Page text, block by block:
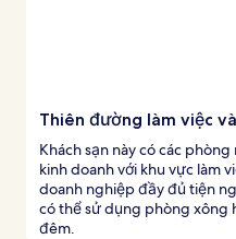
Thiên đường làm việc
Khách sạn này có các
kinh doanh với khu vực làm
doanh nghiệp đầy đủ tiện
có thể sử dụng phòng xông
đêm.